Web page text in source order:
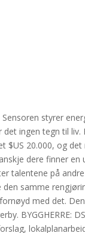
styrer
ingen tegn til
20.000, og
dere finner
talentene på
samme
med det.
BYGGHERRE: